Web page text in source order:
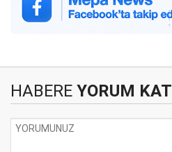
HABERE YORUM KAT